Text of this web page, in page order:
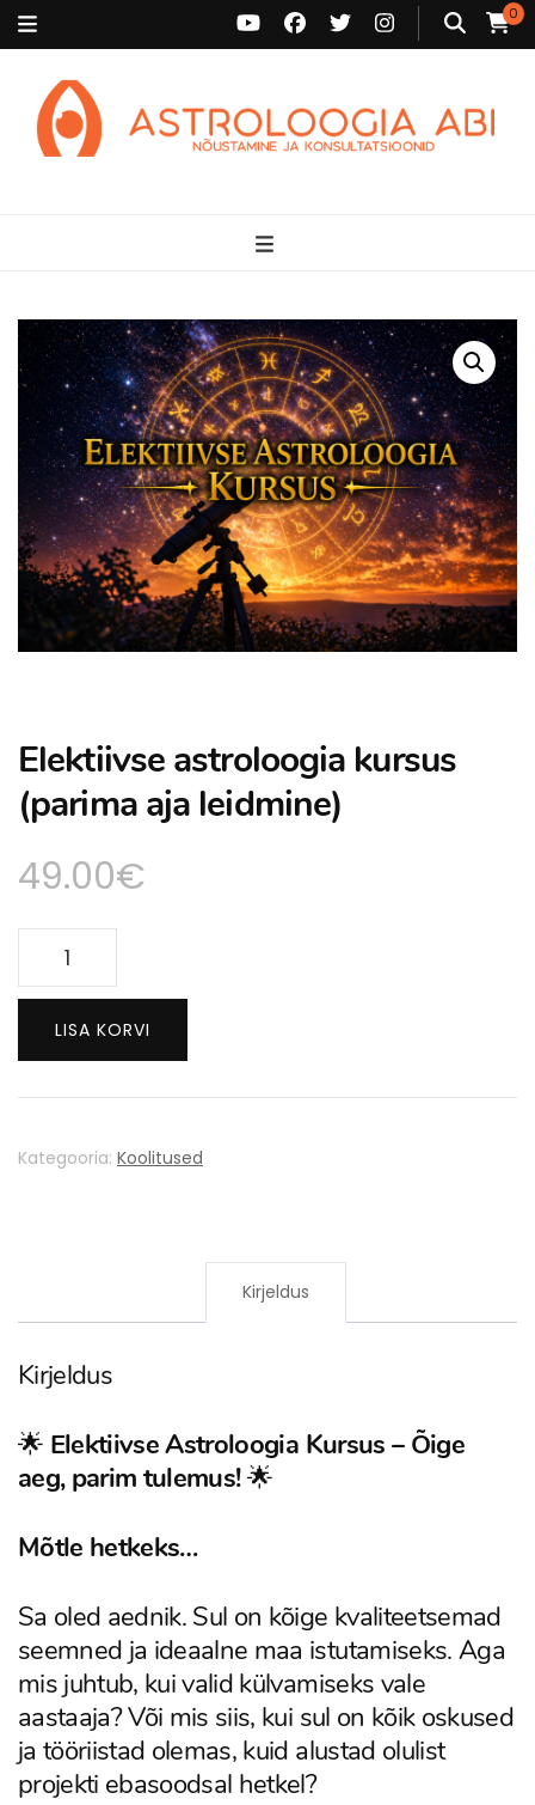
0
Elektiivse astroloogia kursus
(parima aja leidmine)
49.00€
Elektiivse
astroloogia
kogus
LISA KORVI
Kategooria: Koolitused
Kirjeldus
Kirjeldus
🌟 Elektiivse Astroloogia Kursus – Õige
aeg, parim tulemus!🌟
Mõtle hetkeks…
Sa oled aednik. Sul on kõige kvaliteetsemad
seemned ja ideaalne maa istutamiseks. Aga
mis juhtub, kui valid külvamiseks vale
aastaaja? Või mis siis, kui sul on kõik oskused
ja tööriistad olemas, kuid alustad olulist
projekti ebasoodsal hetkel?